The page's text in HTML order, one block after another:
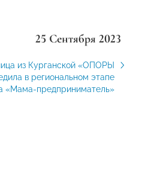
25 Сентября 2023
из Курганской «ОПОРЫ
в региональном этапе
«Мама-предприниматель»